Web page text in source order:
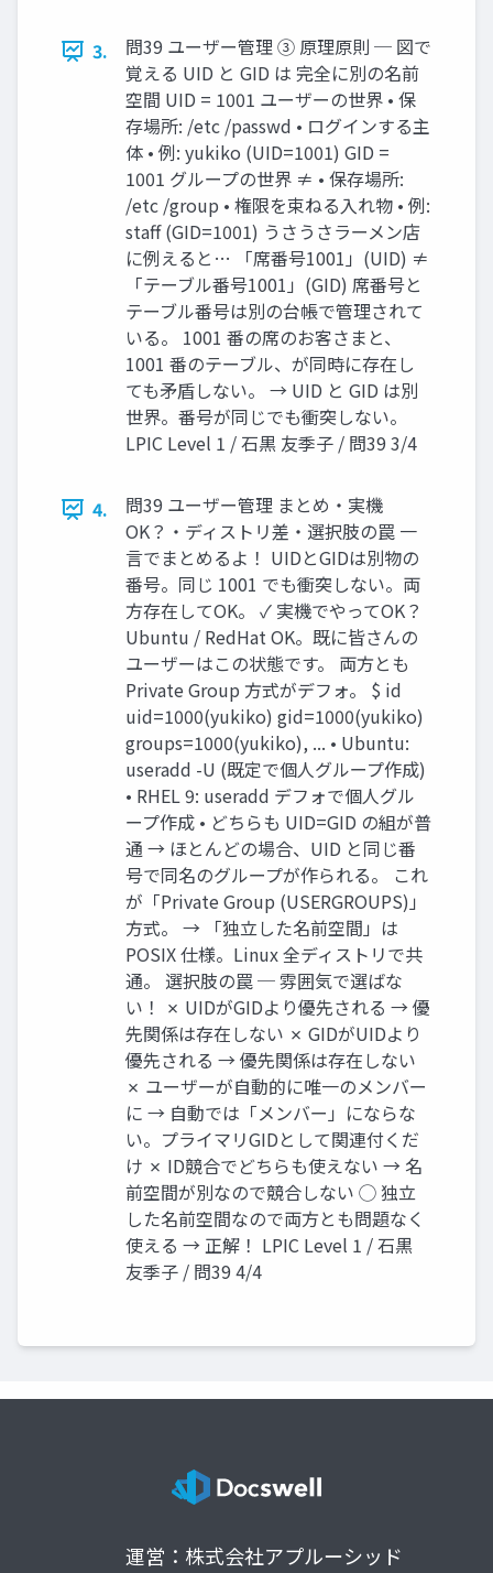
3.
問39 ユーザー管理 ③ 原理原則 ─ 図で
覚える UID と GID は 完全に別の名前
空間 UID = 1001 ユーザーの世界 • 保
存場所: /etc /passwd • ログインする主
体 • 例: yukiko (UID=1001) GID =
1001 グループの世界 ≠ • 保存場所:
/etc /group • 権限を束ねる入れ物 • 例:
staff (GID=1001) うさうさラーメン店
に例えると… 「席番号1001」(UID) ≠
「テーブル番号1001」(GID) 席番号と
テーブル番号は別の台帳で管理されて
いる。 1001 番の席のお客さまと、
1001 番のテーブル、が同時に存在し
ても矛盾しない。 → UID と GID は別
世界。番号が同じでも衝突しない。
LPIC Level 1 / 石黒 友季子 / 問39 3/4
4.
問39 ユーザー管理 まとめ・実機
OK？・ディストリ差・選択肢の罠 一
言でまとめるよ！ UIDとGIDは別物の
番号。同じ 1001 でも衝突しない。両
方存在してOK。 ✓ 実機でやってOK？
Ubuntu / RedHat OK。既に皆さんの
ユーザーはこの状態です。 両方とも
Private Group 方式がデフォ。 $ id
uid=1000(yukiko) gid=1000(yukiko)
groups=1000(yukiko), ... • Ubuntu:
useradd -U (既定で個人グループ作成)
• RHEL 9: useradd デフォで個人グル
ープ作成 • どちらも UID=GID の組が普
通 → ほとんどの場合、UID と同じ番
号で同名のグループが作られる。 これ
が「Private Group (USERGROUPS)」
方式。 → 「独立した名前空間」は
POSIX 仕様。Linux 全ディストリで共
通。 選択肢の罠 ─ 雰囲気で選ばな
い！ ✗ UIDがGIDより優先される → 優
先関係は存在しない ✗ GIDがUIDより
優先される → 優先関係は存在しない
✗ ユーザーが自動的に唯一のメンバー
に → 自動では「メンバー」にならな
い。プライマリGIDとして関連付くだ
け ✗ ID競合でどちらも使えない → 名
前空間が別なので競合しない ◯ 独立
した名前空間なので両方とも問題なく
使える → 正解！ LPIC Level 1 / 石黒
友季子 / 問39 4/4
運営：株式会社アプルーシッド